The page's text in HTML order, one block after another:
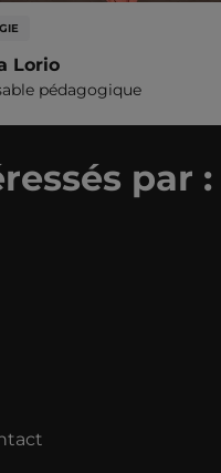
Lorio
pédagogique
par :